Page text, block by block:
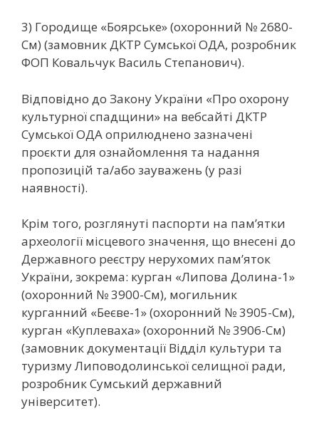
3) Городище «Боярське» (охоронний № 2680-
См) (замовник ДКТР Сумської ОДА, розробник
ФОП Ковальчук Василь Степанович).
Відповідно до Закону України «Про охорону
культурної спадщини» на вебсайті ДКТР
Сумської ОДА оприлюднено зазначені
проєкти для ознайомлення та надання
пропозицій та/або зауважень (у разі
наявності).
Крім того, розглянуті паспорти на пам’ятки
археології місцевого значення, що внесені до
Державного реєстру нерухомих пам’яток
України, зокрема: курган «Липова Долина-1»
(охоронний № 3900-См), могильник
курганний «Беєве-1» (охоронний № 3905-См),
курган «Куплеваха» (охоронний № 3906-См)
(замовник документації Відділ культури та
туризму Липоводолинської селищної ради,
розробник Сумський державний
університет).